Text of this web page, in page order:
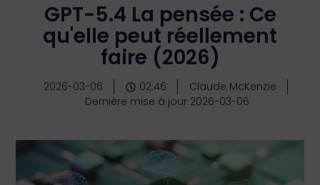
GPT-5.4 La pensée : Ce
qu'elle peut réellement
faire (2026)
2026-03-06 02:46
Claude McKenzie
Dernière mise à jour 2026-03-06